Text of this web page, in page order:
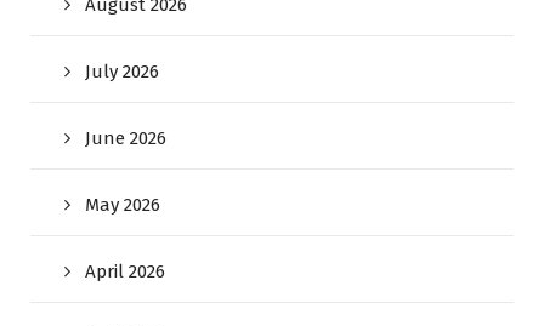
August 2026
July 2026
June 2026
May 2026
April 2026